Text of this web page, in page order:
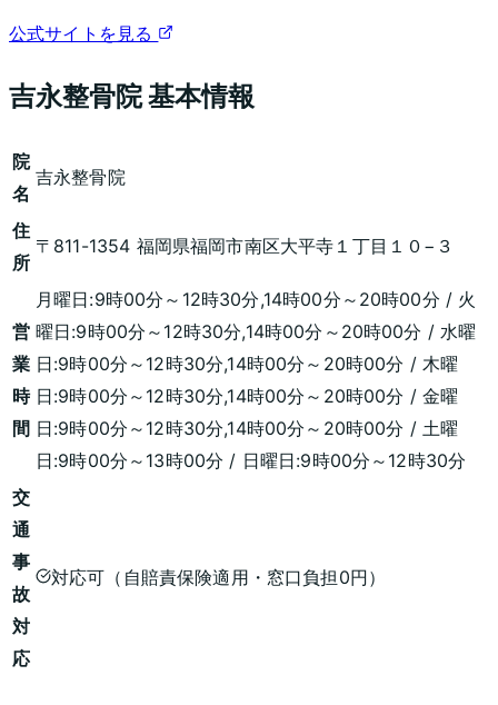
公式サイトを見る
吉永整骨院基本情報
院
名
吉永整骨院
住
所
〒811-1354 福岡県福岡市南区大平寺１丁目１０−３
営
業
時
間
月曜日:9時00分～12時30分,14時00分～20時00分 / 火
曜日:9時00分～12時30分,14時00分～20時00分 / 水曜
日:9時00分～12時30分,14時00分～20時00分 / 木曜
日:9時00分～12時30分,14時00分～20時00分 / 金曜
日:9時00分～12時30分,14時00分～20時00分 / 土曜
日:9時00分～13時00分 / 日曜日:9時00分～12時30分
交
通
事
故
対
応
対応可（自賠責保険適用・窓口負担0円）